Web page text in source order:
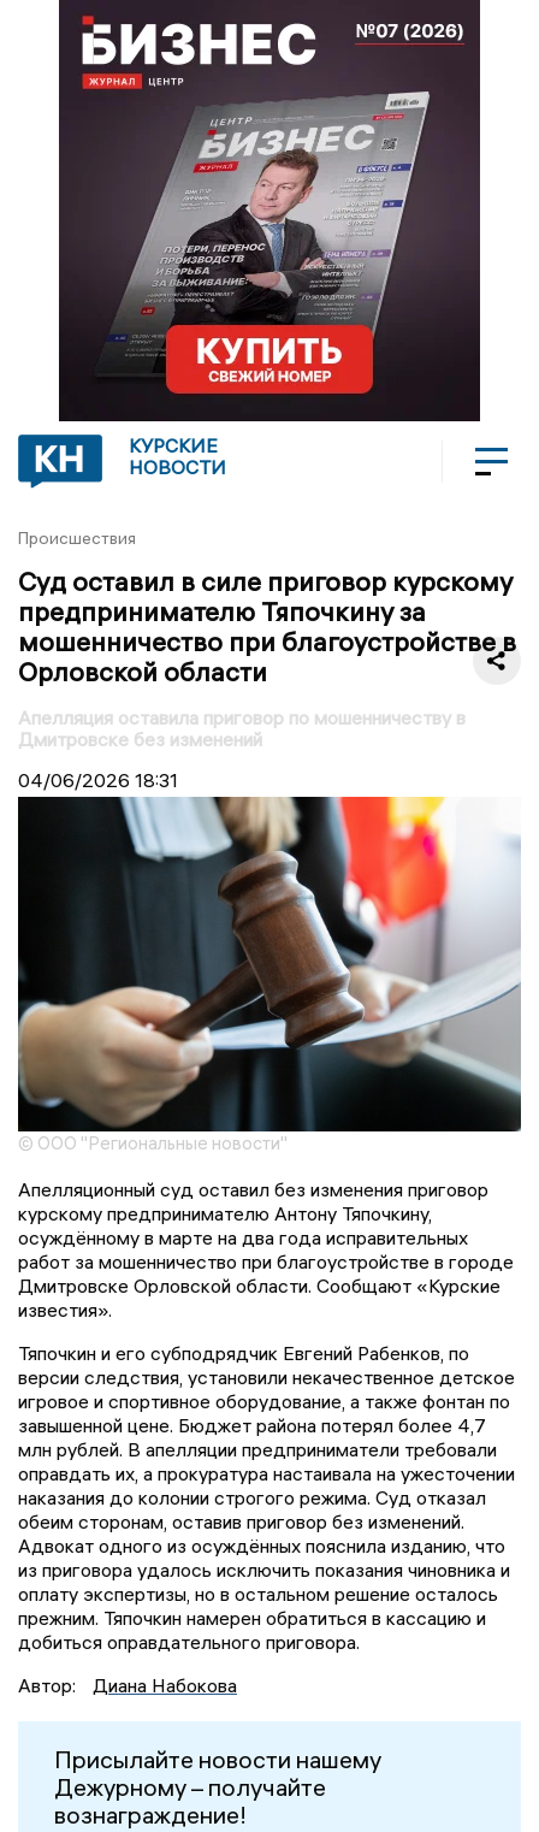
КУРСКИЕ
НОВОСТИ
Происшествия
Суд оставил в силе приговор курскому
предпринимателю Тяпочкину за
мошенничество при благоустройстве в
Орловской области
Апелляция оставила приговор по мошенничеству в
Дмитровске без изменений
04/06/2026 18:31
© ООО "Региональные новости"
Апелляционный суд оставил без изменения приговор
курскому предпринимателю Антону Тяпочкину,
осуждённому в марте на два года исправительных
работ за мошенничество при благоустройстве в городе
Дмитровске Орловской области. Сообщают «Курские
известия».
Тяпочкин и его субподрядчик Евгений Рабенков, по
версии следствия, установили некачественное детское
игровое и спортивное оборудование, а также фонтан по
завышенной цене. Бюджет района потерял более 4,7
млн рублей. В апелляции предприниматели требовали
оправдать их, а прокуратура настаивала на ужесточении
наказания до колонии строгого режима. Суд отказал
обеим сторонам, оставив приговор без изменений.
Адвокат одного из осуждённых пояснила изданию, что
из приговора удалось исключить показания чиновника и
оплату экспертизы, но в остальном решение осталось
прежним. Тяпочкин намерен обратиться в кассацию и
добиться оправдательного приговора.
Автор:
Диана Набокова
Присылайте новости нашему
Дежурному – получайте
вознаграждение!